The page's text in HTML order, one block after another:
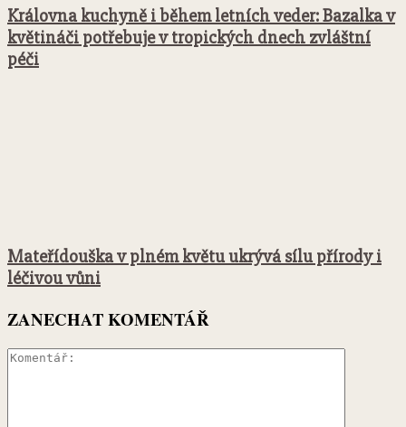
Královna kuchyně i během letních veder: Bazalka v
květináči potřebuje v tropických dnech zvláštní
péči
Mateřídouška v plném květu ukrývá sílu přírody i
léčivou vůni
ZANECHAT KOMENTÁŘ